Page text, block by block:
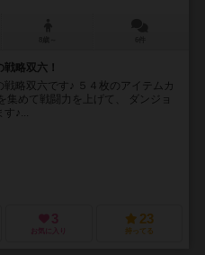
略双六！
略双六です♪ ５４枚のアイテムカ
集めて戦闘力を上げて、 ダンジョ
す♪...
3
お気に入り
23
持ってる